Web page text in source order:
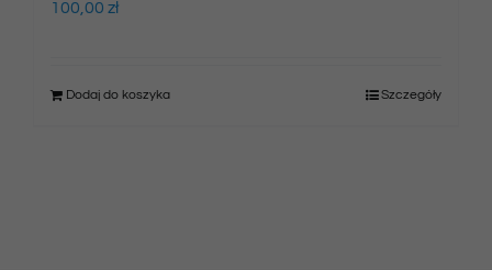
100,00 zł
Dodaj do koszyka Szczegóły